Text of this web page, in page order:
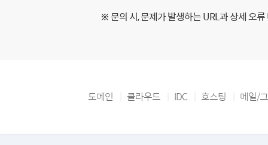
※ 문의 시, 문제가 발생하는 URL과 상세 오
도메인 클라우드 IDC 호스팅 메일/